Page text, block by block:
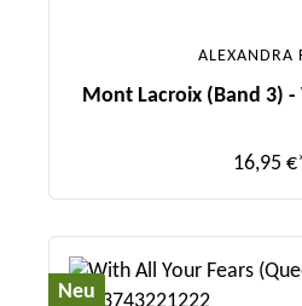
ALEXANDRA
Mont Lacroix (Band 3)
16,95
Neu